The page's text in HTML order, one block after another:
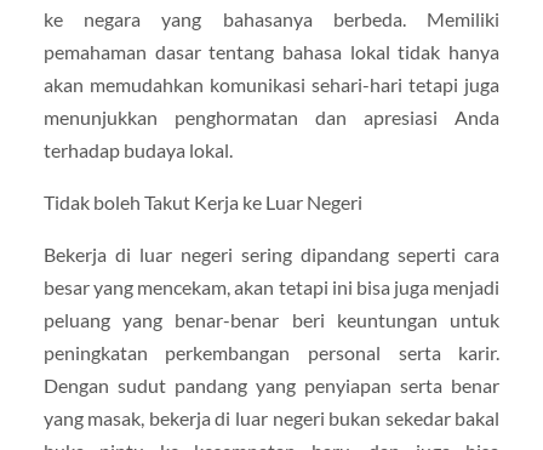
ke negara yang bahasanya berbeda. Memiliki
pemahaman dasar tentang bahasa lokal tidak hanya
akan memudahkan komunikasi sehari-hari tetapi juga
menunjukkan penghormatan dan apresiasi Anda
terhadap budaya lokal.
Tidak boleh Takut Kerja ke Luar Negeri
Bekerja di luar negeri sering dipandang seperti cara
besar yang mencekam, akan tetapi ini bisa juga menjadi
peluang yang benar-benar beri keuntungan untuk
peningkatan perkembangan personal serta karir.
Dengan sudut pandang yang penyiapan serta benar
yang masak, bekerja di luar negeri bukan sekedar bakal